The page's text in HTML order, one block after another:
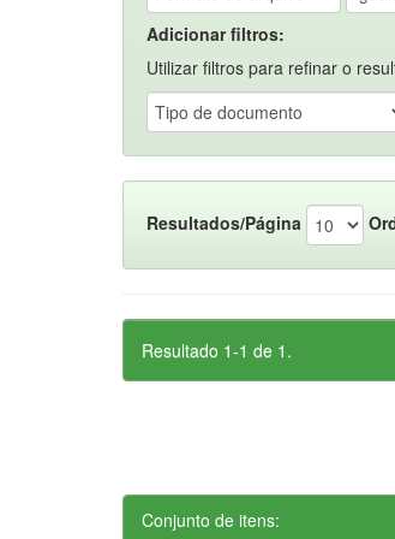
Adicionar filtros:
Utilizar filtros para refinar o
Resultados/Página
Resultado 1-1 de 1.
Conjunto de itens: